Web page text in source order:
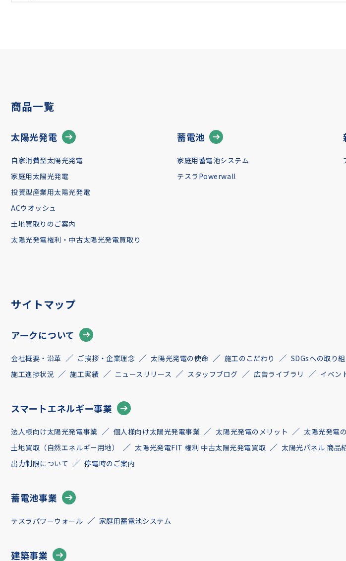
商品一覧
太陽光発電
自家消費型太陽光発電
家庭用太陽光発電
投資型産業用太陽光発電
ACウオッシュ
土地買取りのご案内
太陽光発電権利・中古太陽光発電買取り
蓄電池
家庭用蓄電池システム
テスラPowerwall
サイトマップ
アークについて
会社概要・沿革 ご挨拶・企業理念 太陽光発電の使命 施工のこだわり SDGsへの取り
施工進捗状況
施工実績 ニュースリリース スタッフブログ 広告ライブラリ イベン
スマートエネルギー事業
法人様向け太陽光発電事業 個人様向け太陽光発電事業 太陽光発電のメリット 太陽光発電
土地買取（自然エネルギー用地）
太陽光発電FIT 権利 中古太陽光発電買取 太陽光パネル 商品
出力制限について
停電時のご案内
蓄電池事業
テスラパワーウォール 家庭用蓄電池システム
建築事業